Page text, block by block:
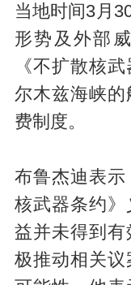
当地时间3月
形势及外部
《不扩散核
尔木兹海峡
费制度。
布鲁杰迪表
核武器条约》
益并未得到有
极推动相关议